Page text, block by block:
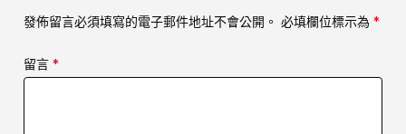
發佈留言必須填寫的電子郵件地址不會公開。 必填欄位標示為 *
留言 *